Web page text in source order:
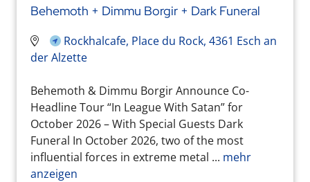
Behemoth + Dimmu Borgir + Dark Funeral
Rockhalcafe, Place du Rock, 4361 Esch an
der Alzette
Behemoth & Dimmu Borgir Announce Co-
Headline Tour “In League With Satan” for
October 2026 – With Special Guests Dark
Funeral In October 2026, two of the most
influential forces in extreme metal ... mehr
anzeigen